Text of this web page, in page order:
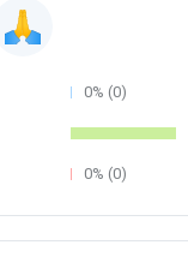
0% (0)
0% (0)